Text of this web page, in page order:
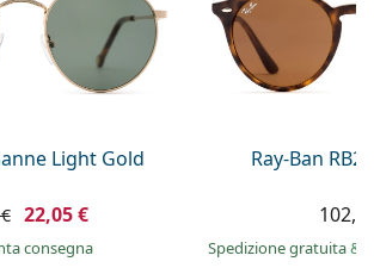
Light Gold
22,05 €
consegna
Ray-Ban
Spedizione gratuita&